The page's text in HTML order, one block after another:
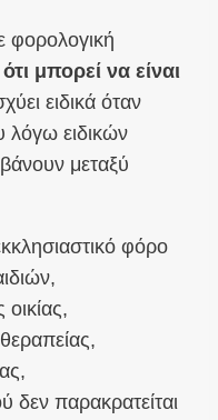
φορολογική
μπορεί να είναι
ειδικά όταν
λόγω ειδικών
μεταξύ
φόρο
δεν παρακρατείται